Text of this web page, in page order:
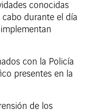
conocidas
cabo durante el día
con la Policía
presentes en la
de los